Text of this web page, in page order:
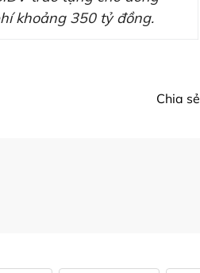
khoảng 350 tỷ đồng.
Chia sẻ